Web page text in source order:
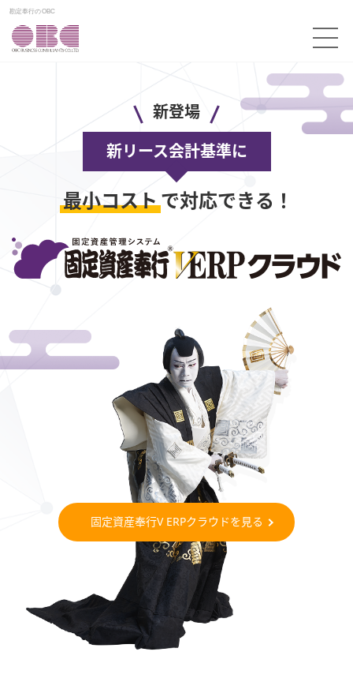
勘定奉行のOBC
今も、これからも。お客様の業務にあんしんを。
【2027年以降】改正労働基準法ポータル
まとめてチェック！
2027年以降
改正労働基準法対策
予定されている改正労働基準法の概要や実務対応などの情報を
【2027年以降】
改正労働基準法ポータルサイトはこちら
複雑かつ手間のかかる 連結会計業務を
AIエージェントが支援・代行する
奉行AIエージェント 連結会計支援クラウド
詳しくはこちら
新リース会計基準対応の第一歩！
“リース識別”を
AIエージェント
と乗り越える！
奉行AIエージェント 新リース会計識別クラウド詳しくはこ
新登場
新リース会計基準に
最小コスト で対応できる！
固定資産奉行V ERPクラウドを見る
「奉行Edge 請求書DXクラウド」、
あらゆるサービス・
データとつながる
さあ、基幹システムを次のステージへ。
CM放映中
奉行V ERP クラウドを見る
の